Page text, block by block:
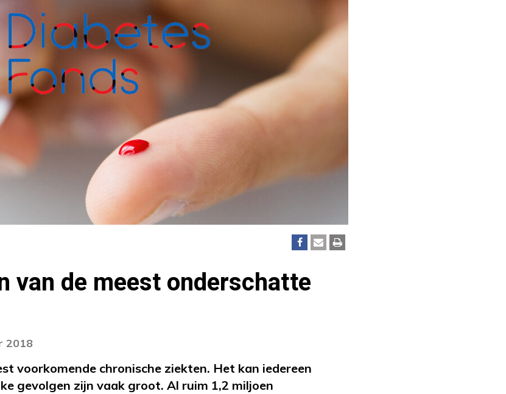
van de meest onderschatte
2018
voorkomende chronische ziekten. Het kan iedereen
gevolgen zijn vaak groot. Al ruim 1,2 miljoen